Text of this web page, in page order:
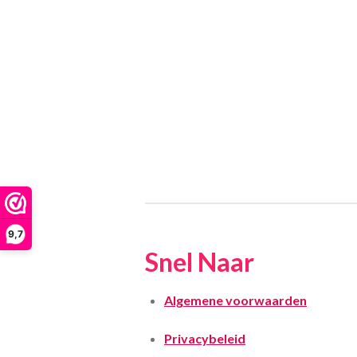
9,7
Snel Naar
Algemene voorwaarden
Privacybeleid